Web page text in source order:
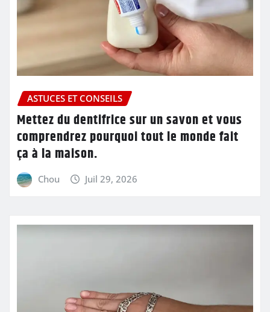
ASTUCES ET CONSEILS
Mettez du dentifrice sur un savon et vous
comprendrez pourquoi tout le monde fait
ça à la maison.
Chou Juil 29, 2026